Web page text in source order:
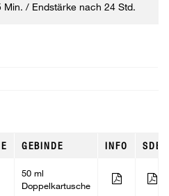
/ Endstärke nach 24 Std.
GEBINDE INFO SDB
50 ml
Doppelkartusche